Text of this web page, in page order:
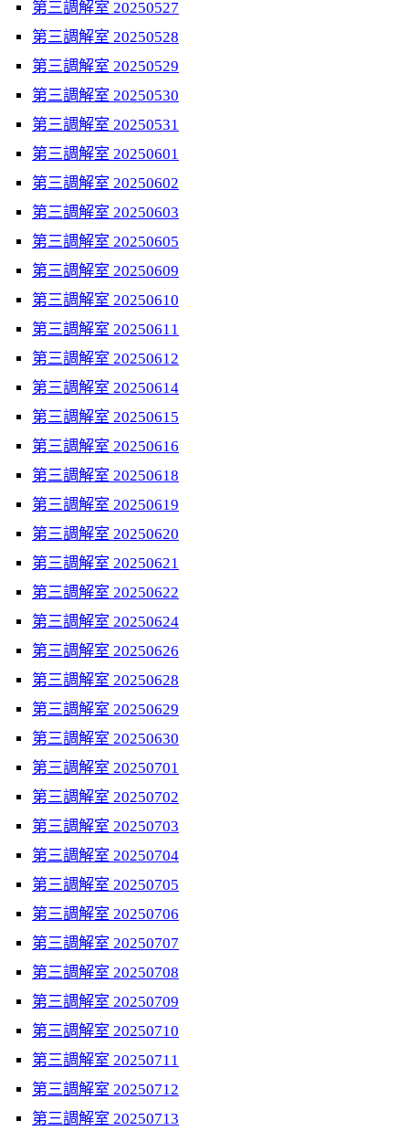
第三調解室 20250527
第三調解室 20250528
第三調解室 20250529
第三調解室 20250530
第三調解室 20250531
第三調解室 20250601
第三調解室 20250602
第三調解室 20250603
第三調解室 20250605
第三調解室 20250609
第三調解室 20250610
第三調解室 20250611
第三調解室 20250612
第三調解室 20250614
第三調解室 20250615
第三調解室 20250616
第三調解室 20250618
第三調解室 20250619
第三調解室 20250620
第三調解室 20250621
第三調解室 20250622
第三調解室 20250624
第三調解室 20250626
第三調解室 20250628
第三調解室 20250629
第三調解室 20250630
第三調解室 20250701
第三調解室 20250702
第三調解室 20250703
第三調解室 20250704
第三調解室 20250705
第三調解室 20250706
第三調解室 20250707
第三調解室 20250708
第三調解室 20250709
第三調解室 20250710
第三調解室 20250711
第三調解室 20250712
第三調解室 20250713